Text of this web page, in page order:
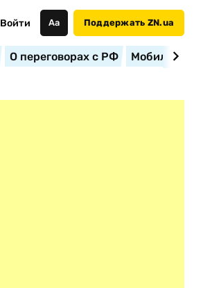
Войти Аа Поддержать ZN.ua
О переговорах с РФ